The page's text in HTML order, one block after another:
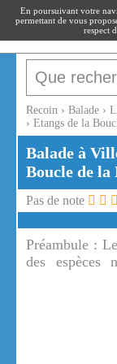
Recoin › Balade ›
› Etangs de la
Balade à
Boucle de la
Pas de note
Préambule :
des espèces
En poursuivant votre
permettant de vous
respect